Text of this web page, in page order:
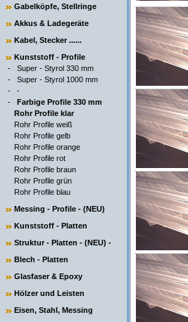
Gabelköpfe, Stellringe
Akkus & Ladegeräte
Kabel, Stecker ......
Kunststoff - Profile
- Super - Styrol 330 mm
- Super - Styrol 1000 mm
- -
- Farbige Profile 330 mm
Rohr Profile klar
Rohr Profile weiß
Rohr Profile gelb
Rohr Profile orange
Rohr Profile rot
Rohr Profile braun
Rohr Profile grün
Rohr Profile blau
Messing - Profile - (NEU)
Kunststoff - Platten
Struktur - Platten - (NEU) -
Blech - Platten
Glasfaser & Epoxy
Hölzer und Leisten
Eisen, Stahl, Messing